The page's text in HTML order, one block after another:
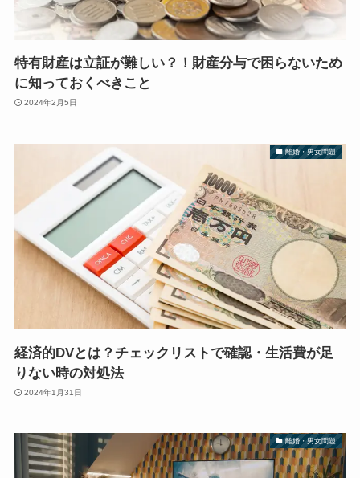
特有財産は立証が難しい？！財産分与で困らないため
に知っておくべきこと
2024年2月5日
離婚・男女問題
経済的DVとは？チェックリストで確認・生活費が足
りない時の対処法
2024年1月31日
離婚・男女問題